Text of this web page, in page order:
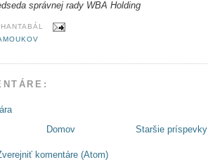
správnej rady WBA Holding
Staršie príspevky
Domov
komentáre (Atom)